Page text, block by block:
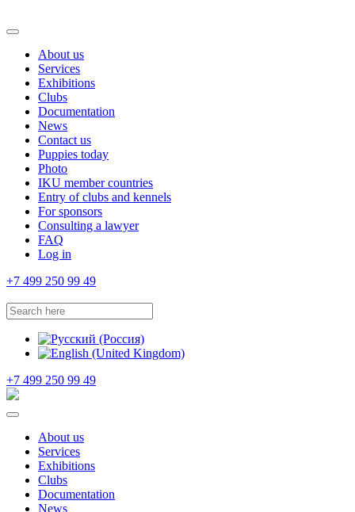
About us
Services
Exhibitions
Clubs
Documentation
News
Contact us
Puppies today
Photo
IKU member countries
Entry of clubs and kennels
For sponsors
Consulting a lawyer
FAQ
Log in
+7 499 250 99 49
+7 499 250 99 49
About us
Services
Exhibitions
Clubs
Documentation
News